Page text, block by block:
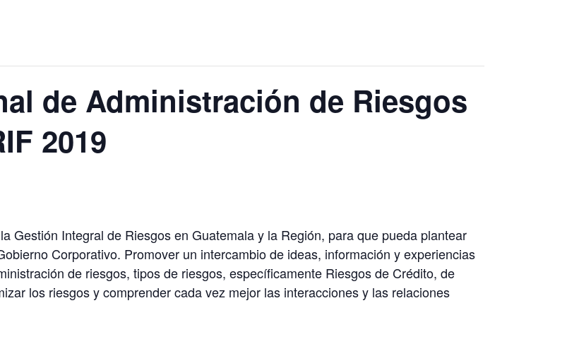
de Administración de Riesgos
2019
Gestión Integral de Riesgos en Guatemala y la Región, para que pueda plantear
Corporativo. Promover un intercambio de ideas, información y experiencias
de riesgos, tipos de riesgos, específicamente Riesgos de Crédito, de
los riesgos y comprender cada vez mejor las interacciones y las relaciones